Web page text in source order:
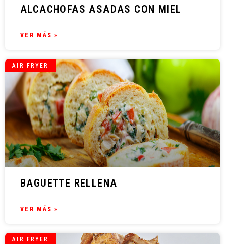
ALCACHOFAS ASADAS CON MIEL
VER MÁS »
AIR FRYER
BAGUETTE RELLENA
VER MÁS »
AIR FRYER